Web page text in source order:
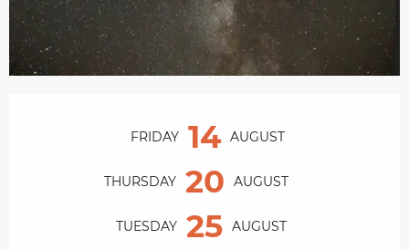
FRIDAY 14 AUGUST
THURSDAY 20 AUGUST
TUESDAY 25 AUGUST